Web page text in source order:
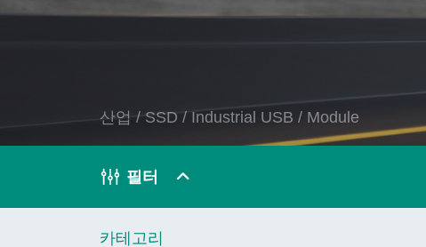
DRAM
기술
비즈니스 제품 Gaming
산업 / SSD /Industrial USB / Module
필터
카테고리